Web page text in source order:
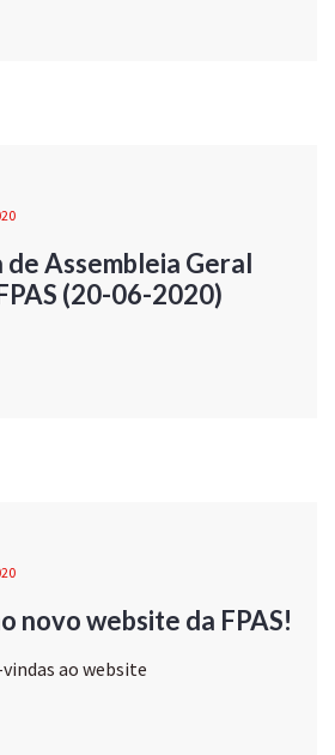
Assembleia Geral
(20-06-2020)
novo website da FPAS!
ao website